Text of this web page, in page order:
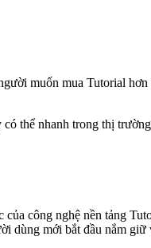
muốn mua Tutorial
thể nhanh trong thị trường
công nghệ nền tảng
dùng mới bắt đầu nắm giữ